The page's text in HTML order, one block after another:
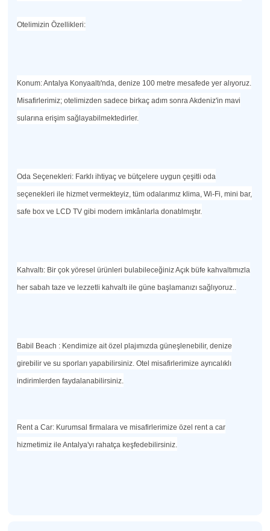
Otelimizin Özellikleri:
Konum: Antalya Konyaaltı'nda, denize 100 metre mesafede yer alıyoruz.
Misafirlerimiz; otelimizden sadece birkaç adım sonra Akdeniz'in mavi
sularına erişim sağlayabilmektedirler.
Oda Seçenekleri: Farklı ihtiyaç ve bütçelere uygun çeşitli oda
seçenekleri ile hizmet vermekteyiz, tüm odalarımız klima, Wi-Fi, mini bar,
safe box ve LCD TV gibi modern imkânlarla donatılmıştır.
Kahvaltı: Bir çok yöresel ürünleri bulabileceğiniz Açık büfe kahvaltımızla
her sabah taze ve lezzetli kahvaltı ile güne başlamanızı sağlıyoruz..
Babil Beach : Kendimize ait özel plajımızda güneşlenebilir, denize
girebilir ve su sporları yapabilirsiniz. Otel misafirlerimize ayrıcalıklı
indirimlerden faydalanabilirsiniz.
Rent a Car: Kurumsal firmalara ve misafirlerimize özel rent a car
hizmetimiz ile Antalya'yı rahatça keşfedebilirsiniz.